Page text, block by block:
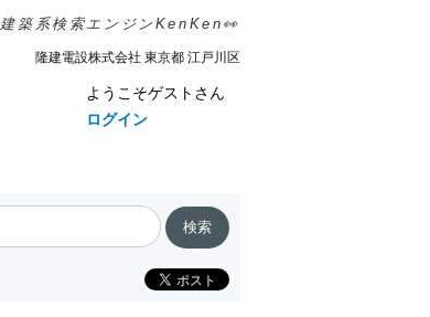
建築系検索エンジンKenKen👀
隆建電設株式会社 東京都 江戸川区
ようこそゲストさん
ログイン